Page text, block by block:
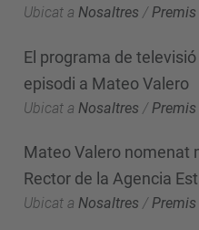
Ubicat a Nosaltres /
El programa de
episodi a Mateo Valero
Ubicat a Nosaltres /
Mateo Valero nomenat
Rector de la Agencia
Ubicat a Nosaltres /